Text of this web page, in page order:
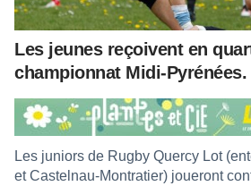
Les jeunes reçoivent en
championnat Midi-Pyrénées.
Les juniors de Rugby Quercy Lot
et Castelnau-Montratier) joueront